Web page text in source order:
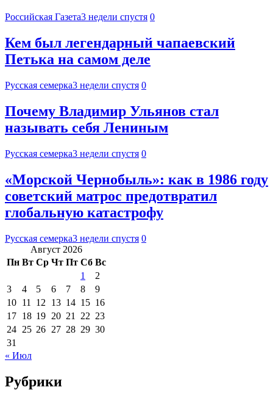
Российская Газета3 недели спустя 0
Кем был легендарный чапаевский
Петька на самом деле
Русская семерка3 недели спустя 0
Почему Владимир Ульянов стал
называть себя Лениным
Русская семерка3 недели спустя 0
«Морской Чернобыль»: как в 1986 году
советский матрос предотвратил
глобальную катастрофу
Русская семерка3 недели спустя 0
Август 2026
Пн Вт Ср Чт Пт Сб Вс
1
2
3
4 5 6 7 8
9
10 11 12 13 14 15 16
17 18 19 20 21 22 23
24 25 26 27 28 29 30
31
« Июл
Рубрики